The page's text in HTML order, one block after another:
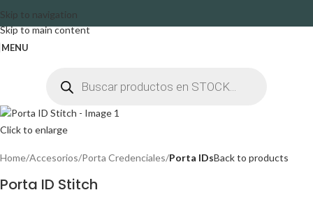
Skip to navigation
Skip to main content
MENU
Click to enlarge
Home Accesorios Porta Credenciales Porta IDsBack to products
Porta ID Stitch